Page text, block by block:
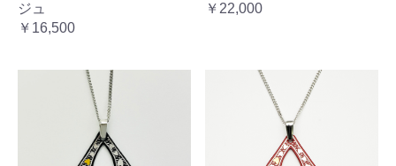
ジュ
￥16,500
￥22,000